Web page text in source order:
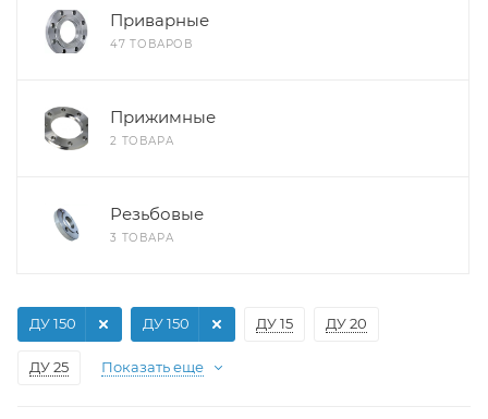
Приварные
47 ТОВАРОВ
Прижимные
2 ТОВАРА
Резьбовые
3 ТОВАРА
ДУ 15 ДУ 20
ДУ 25
ДУ 150 ДУ 150
Показать еще